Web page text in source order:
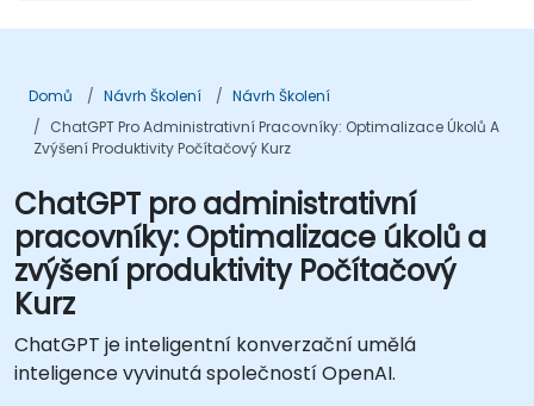
Domů Návrh Školení
Návrh Školení
ChatGPT Pro Administrativní Pracovníky: Optimalizace Úkolů A
Zvýšení Produktivity Počítačový Kurz
ChatGPT pro administrativní
pracovníky: Optimalizace úkolů a
zvýšení produktivity Počítačový
Kurz
ChatGPT je inteligentní konverzační umělá
inteligence vyvinutá společností OpenAI.